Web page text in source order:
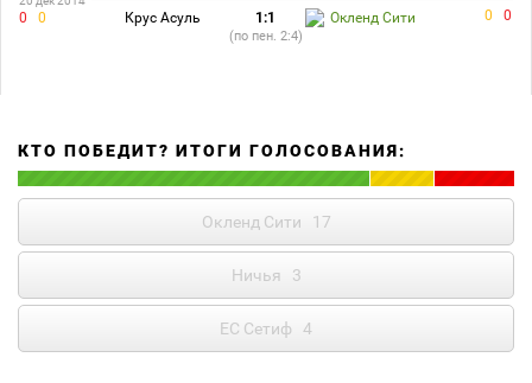
0 0 Крус Асуль 1:1 Окленд Сити 0 0
(по пен. 2:4)
КТО ПОБЕДИТ? ИТОГИ ГОЛОСОВАНИЯ:
Окленд Сити 17
Ничья 3
ЕС Сетиф 4